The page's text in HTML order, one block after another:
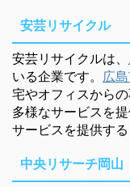
安芸リサイクル
安芸リサイクルは、
いる企業です。 広
宅やオフィスから
多様なサービスを
サービスを提供する
中央リサーチ岡山